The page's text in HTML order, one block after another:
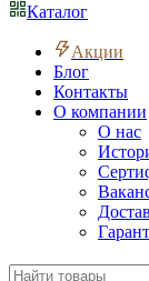
Каталог
Акции
Блог
Контакты
О компании
О нас